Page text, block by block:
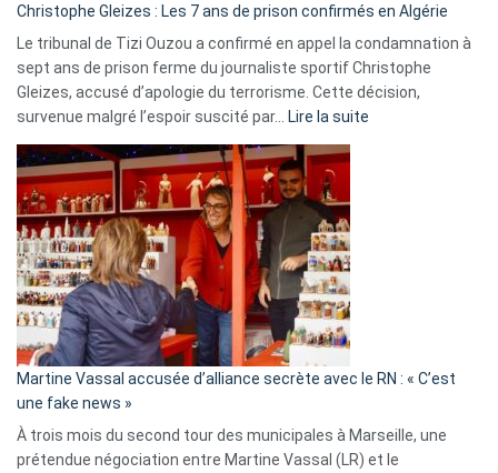
Christophe Gleizes : Les 7 ans de prison confirmés en Algérie
Le tribunal de Tizi Ouzou a confirmé en appel la condamnation à
sept ans de prison ferme du journaliste sportif Christophe
Gleizes, accusé d’apologie du terrorisme. Cette décision,
survenue malgré l’espoir suscité par… Lire la suite
Algérie
Martine Vassal accusée d’alliance secrète avec le RN : « C’est
une fake news »
À trois mois du second tour des municipales à Marseille, une
prétendue négociation entre Martine Vassal (LR) et le